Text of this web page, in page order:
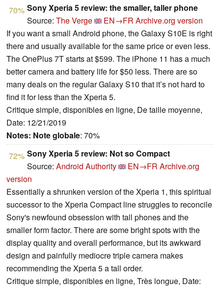
70% Sony Xperia 5 review: the smaller, taller phone
Source: The Verge EN→FR Archive.org version
If you want a small Android phone, the Galaxy S10E is right
there and usually available for the same price or even less.
The OnePlus 7T starts at $599. The iPhone 11 has a much
better camera and battery life for $50 less. There are so
many deals on the regular Galaxy S10 that it’s not hard to
find it for less than the Xperia 5.
Critique simple, disponibles en ligne, De taille moyenne,
Date: 12/21/2019
Notes: Note globale: 70%
72% Sony Xperia 5 review: Not so Compact
Source: Android Authority EN→FR Archive.org
version
Essentially a shrunken version of the Xperia 1, this spiritual
successor to the Xperia Compact line struggles to reconcile
Sony's newfound obsession with tall phones and the
smaller form factor. There are some bright spots with the
display quality and overall performance, but its awkward
design and painfully mediocre triple camera makes
recommending the Xperia 5 a tall order.
Critique simple, disponibles en ligne, Très longue, Date: